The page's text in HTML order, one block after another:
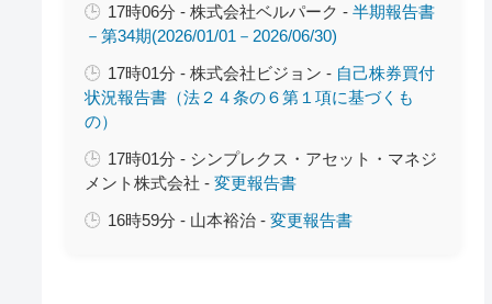
17時06分 - 株式会社ベルパーク -半期報告書
－第34期(2026/01/01－2026/06/30)
17時01分 - 株式会社ビジョン - 自己株券買付
状況報告書（法２４条の６第１項に基づくも
の）
17時01分 - シンプレクス・アセット・マネジ
メント株式会社 -変更報告書
16時59分 - 山本裕治 -変更報告書